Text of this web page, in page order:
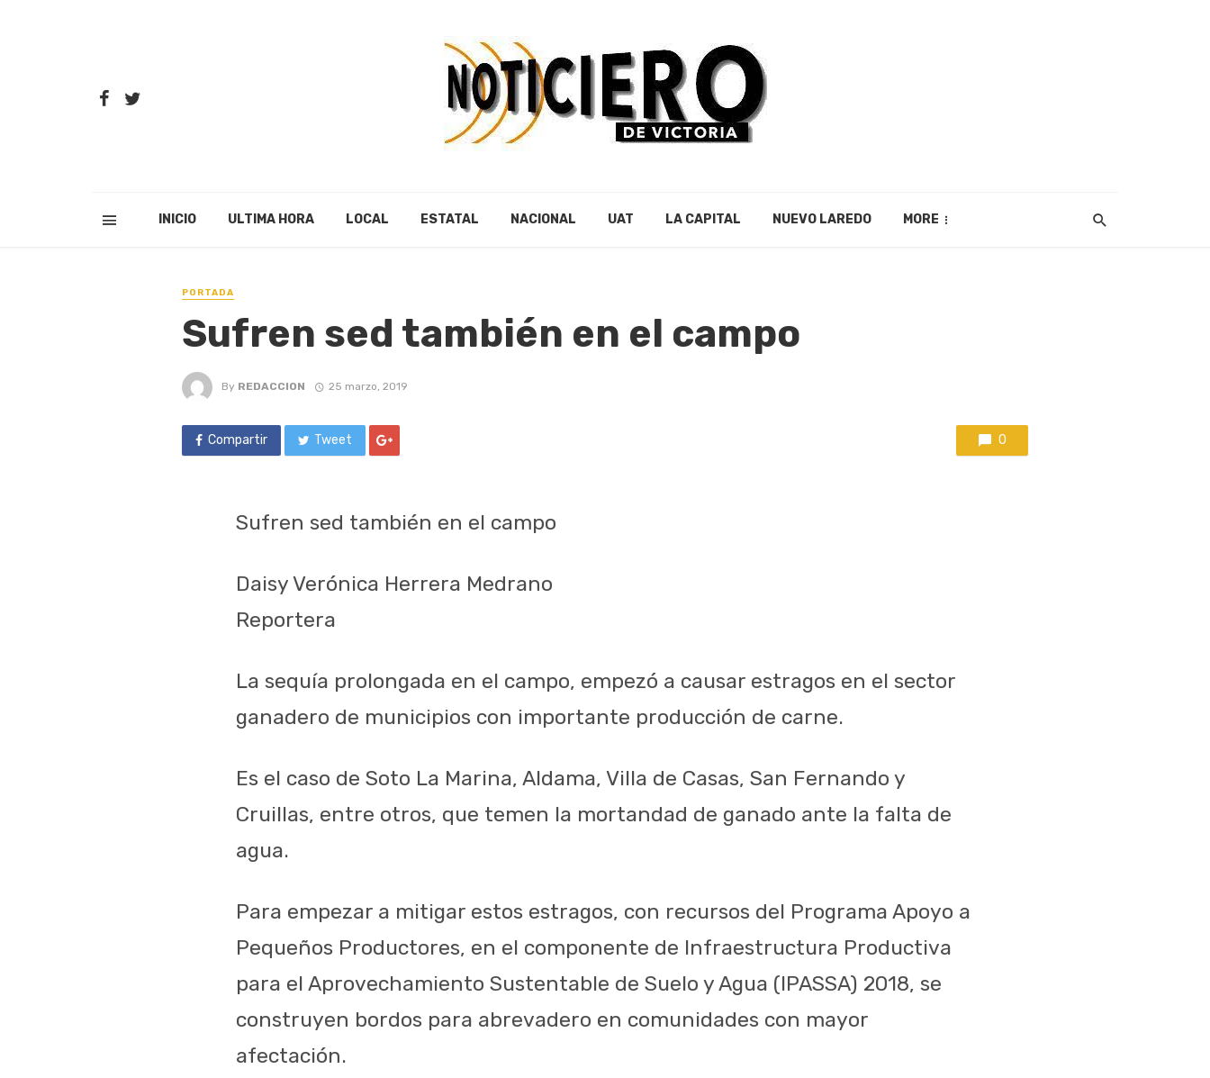
INICIO ULTIMA HORA LOCAL ESTATAL NACIONAL UAT LA CAPITAL NUEVO LAREDO MORE
PORTADA
Sufren sed también en el campo
By REDACCION 25 marzo, 2019
Compartir Tweet 0
Sufren sed también en el campo
Daisy Verónica Herrera Medrano
Reportera
La sequía prolongada en el campo, empezó a causar estragos en el sector
ganadero de municipios con importante producción de carne.
Es el caso de Soto La Marina, Aldama, Villa de Casas, San Fernando y
Cruillas, entre otros, que temen la mortandad de ganado ante la falta de
agua.
Para empezar a mitigar estos estragos, con recursos del Programa Apoyo a
Pequeños Productores, en el componente de Infraestructura Productiva
para el Aprovechamiento Sustentable de Suelo y Agua (IPASSA) 2018, se
construyen bordos para abrevadero en comunidades con mayor
afectación.